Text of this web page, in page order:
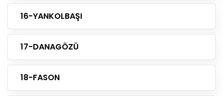
16-YANKOLBAŞI
17-DANAGÖZÜ
18-FASON